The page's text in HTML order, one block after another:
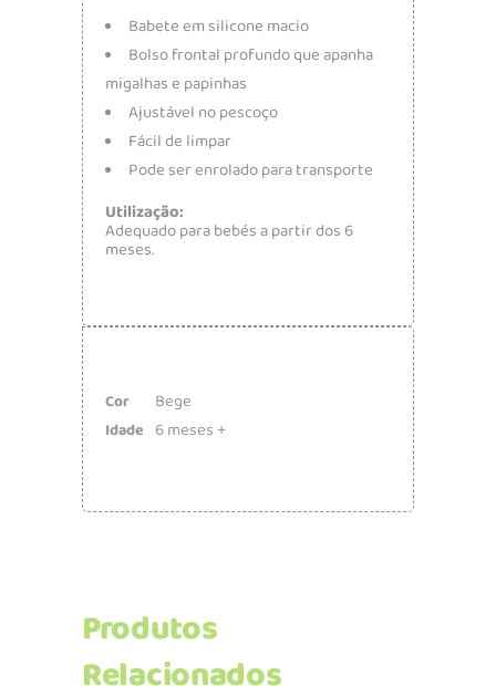
Babete em silicone macio
Bolso frontal profundo que apanha
migalhas e papinhas
Ajustável no pescoço
Fácil de limpar
Pode ser enrolado para transporte
Utilização:
Adequado para bebés a partir dos 6
meses.
Cor Bege
Idade 6 meses +
Produtos